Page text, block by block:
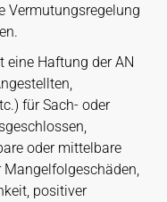
Vermutungsregelung
eine Haftung der AN
für Sach- oder
oder mittelbare
Mangelfolgeschäden,
positiver